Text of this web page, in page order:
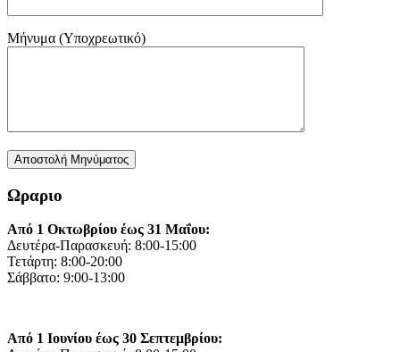
Μήνυμα (Υποχρεωτικό)
Ωραριο
Από 1 Οκτωβρίου έως 31 Μαΐου:
Δευτέρα-Παρασκευή: 8:00-15:00
Τετάρτη: 8:00-20:00
Σάββατο: 9:00-13:00
Από 1 Ιουνίου έως 30 Σεπτεμβρίου: